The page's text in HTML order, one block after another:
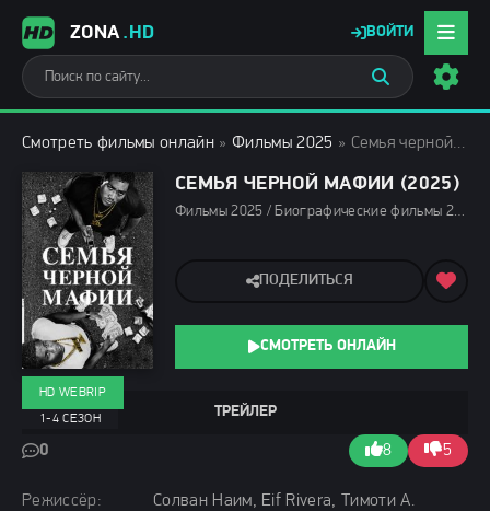
ZONA.HD ВОЙТИ
Смотреть фильмы онлайн » Фильмы 2025 » Семья черной мафии (2025)
СЕМЬЯ ЧЕРНОЙ МАФИИ (2025)
Фильмы 2025 / Биографические фильмы 2025 / Драмы 2025 / Криминальные фильмы 2025 / Сериалы 2025 / Смотреть фильмы онлайн
Режиссёр:
Солван Наим, Eif Rivera, Тимоти А.
ТРЕЙЛЕР
0 8 5
HD WEBRIP
1-4 СЕЗОН
ПОДЕЛИТЬСЯ
СМОТРЕТЬ ОНЛАЙН